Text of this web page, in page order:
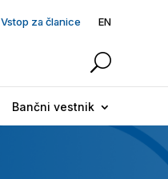
Vstop za članice EN
Bančni vestnik